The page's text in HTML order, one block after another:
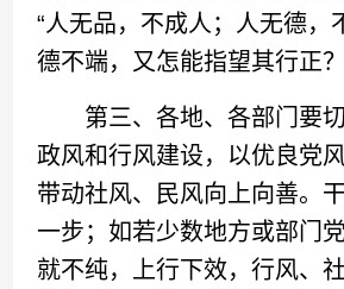
“人无品，不成人；人无德，
德不端，又怎能指望其行正？
第三、各地、各部门要切
政风和行风建设，以优良党
带动社风、民风向上向善。
一步；如若少数地方或部门
就不纯，上行下效，行风、